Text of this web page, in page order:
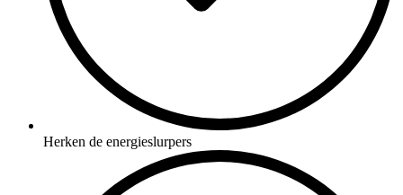
Herken de energieslurpers